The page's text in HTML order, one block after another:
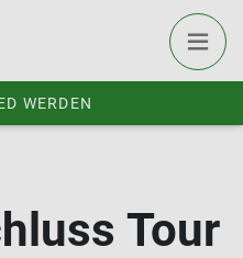
WERDEN
Tour